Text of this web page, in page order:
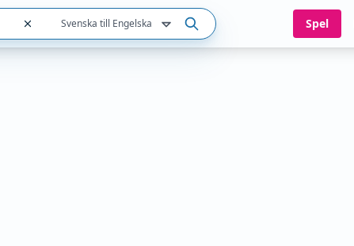
Svenska till Engelska Spel